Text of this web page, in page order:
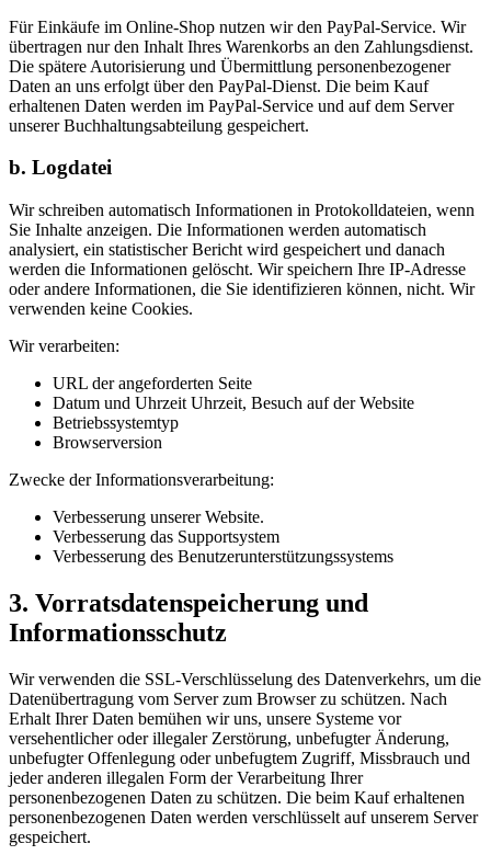
Für Einkäufe im Online-Shop nutzen wir den PayPal-Service. Wir
übertragen nur den Inhalt Ihres Warenkorbs an den Zahlungsdienst.
Die spätere Autorisierung und Übermittlung personenbezogener
Daten an uns erfolgt über den PayPal-Dienst. Die beim Kauf
erhaltenen Daten werden im PayPal-Service und auf dem Server
unserer Buchhaltungsabteilung gespeichert.
b. Logdatei
Wir schreiben automatisch Informationen in Protokolldateien, wenn
Sie Inhalte anzeigen. Die Informationen werden automatisch
analysiert, ein statistischer Bericht wird gespeichert und danach
werden die Informationen gelöscht. Wir speichern Ihre IP-Adresse
oder andere Informationen, die Sie identifizieren können, nicht. Wir
verwenden keine Cookies.
Wir verarbeiten:
URL der angeforderten Seite
Datum und Uhrzeit Uhrzeit, Besuch auf der Website
Betriebssystemtyp
Browserversion
Zwecke der Informationsverarbeitung:
Verbesserung unserer Website.
Verbesserung das Supportsystem
Verbesserung des Benutzerunterstützungssystems
3. Vorratsdatenspeicherung und
Informationsschutz
Wir verwenden die SSL-Verschlüsselung des Datenverkehrs, um die
Datenübertragung vom Server zum Browser zu schützen. Nach
Erhalt Ihrer Daten bemühen wir uns, unsere Systeme vor
versehentlicher oder illegaler Zerstörung, unbefugter Änderung,
unbefugter Offenlegung oder unbefugtem Zugriff, Missbrauch und
jeder anderen illegalen Form der Verarbeitung Ihrer
personenbezogenen Daten zu schützen. Die beim Kauf erhaltenen
personenbezogenen Daten werden verschlüsselt auf unserem Server
gespeichert.